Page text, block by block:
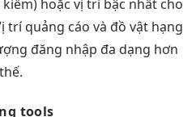
hoặc vị trí bậc nhất cho
trí quảng cáo và đồ vật hạng
đăng nhập đa dạng hơn
tools